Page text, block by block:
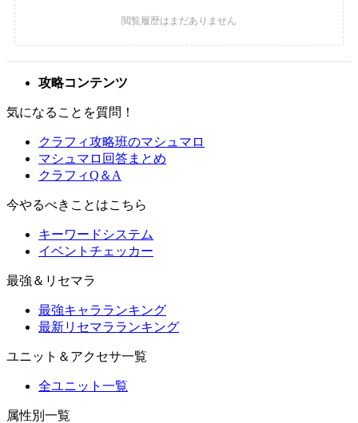
攻略コンテンツ
気になることを質問！
クラフィ攻略班のマシュマロ
マシュマロ回答まとめ
クラフィQ＆A
今やるべきことはこちら
キーワードシステム
イベントチェッカー
最強＆リセマラ
最強キャラランキング
最新リセマラランキング
ユニット＆アクセサ一覧
全ユニット一覧
属性別一覧